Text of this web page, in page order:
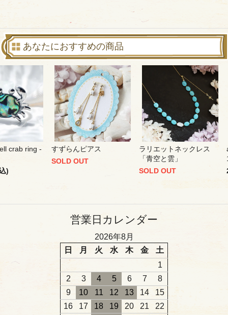
あなたにおすすめの商品
crab ring -
)
すずらんピアス
SOLD OUT
ラリエットネックレス
「青空と雲」
SOLD OUT
営業日カレンダー
2026年8月
日
月 火 水 木 金
土
1
2
3 4 5 6 7
8
9
10 11 12 13 14
15
16
17 18 19 20 21
22